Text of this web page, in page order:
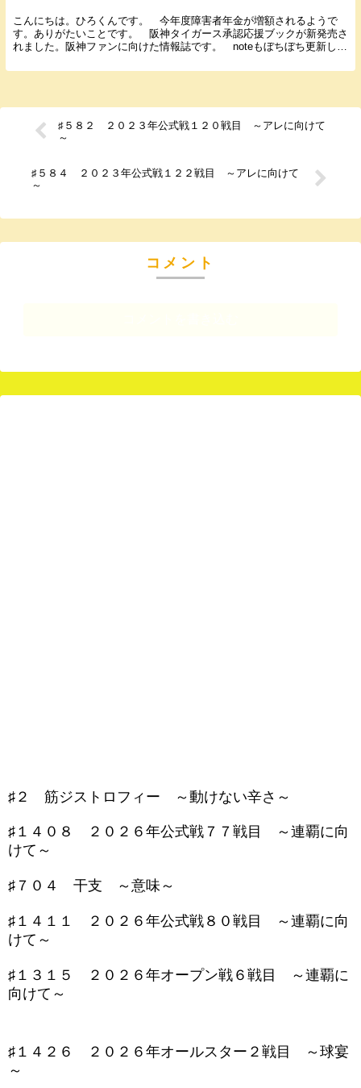
こんにちは。ひろくんです。 今年度障害者年金が増額されるようで
す。ありがたいことです。 阪神タイガース承認応援ブックが新発売さ
れました。阪神ファンに向けた情報誌です。 noteもぼちぼち更新して
♯５８２ ２０２３年公式戦１２０戦目 ～アレに向けて
～
♯５８４ ２０２３年公式戦１２２戦目 ～アレに向けて
～
コメント
♯２ 筋ジストロフィー ～動けない辛さ～
♯１４０８ ２０２６年公式戦７７戦目 ～連覇に向
けて～
♯７０４ 干支 ～意味～
♯１４１１ ２０２６年公式戦８０戦目 ～連覇に向
けて～
♯１３１５ ２０２６年オープン戦６戦目 ～連覇に
向けて～
♯１４２６ ２０２６年オールスター２戦目 ～球宴
～